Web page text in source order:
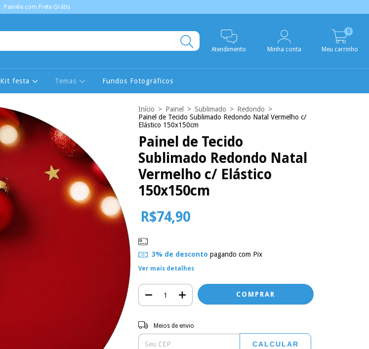
Painéis com Frete Grátis
Atendimento Minha conta Meu carrinho
0
Kit festa Temas Fundos Fotográficos
Início > Painel > Sublimado > Redondo >
Painel de Tecido Sublimado Redondo Natal Vermelho c/
Elástico 150x150cm
Painel de Tecido
Sublimado Redondo Natal
Vermelho c/ Elástico
150x150cm
R$74,90
3% de desconto pagando com Pix
Ver mais detalhes
Entregas para o CEP:
Meios de envio
CALCULAR